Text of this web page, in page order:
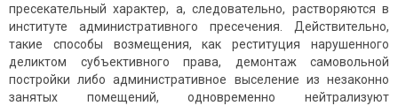
пресекательный характер, а, следовательно, растворяются в
институте административного пресечения. Действительно,
такие способы возмещения, как реституция нарушенного
деликтом субъективного права, демонтаж самовольной
постройки либо административное выселение из незаконно
занятых помещений, одновременно нейтрализуют